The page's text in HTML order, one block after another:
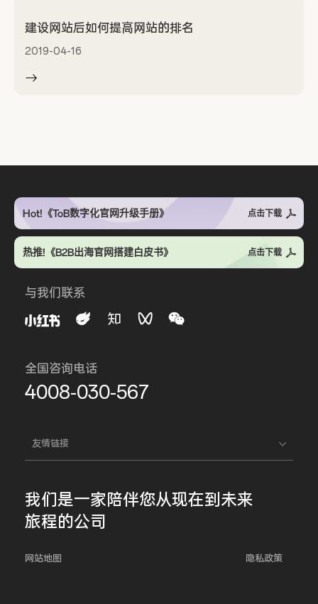
建设网站后如何提高网站的排名
2019-04-16
Hot!《ToB数字化官网升级手册》 点击下载
热推!《B2B出海官网搭建白皮书》 点击下载
与我们联系
全国咨询电话
4008-030-567
友情链接
我们是一家陪伴您从现在到未来
旅程的公司
网站地图 隐私政策